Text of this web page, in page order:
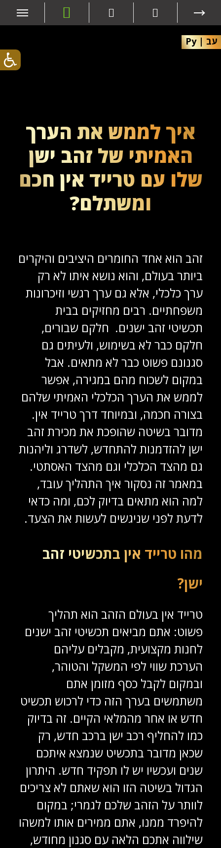
עב|
Ру
איך לממש את הערך
האמיתי של זהב ישן
שלו עם טרייד אין חכם
ומשתלם?
זהב הוא אחד החומרים היציבים והיקרים
ביותר בעולם, והוא נושא איתו לא רק
ערך כלכלי, אלא גם ערך רגשי וזיכרונות
משפחתיים. רבים מחזיקים בבית
תכשיטי זהב ישנים. חלקם שבורים,
חלקם כבר לא בשימוש, ולעיתים גם
סגנונם פשוט כבר לא מתאים. אבל
במקום לשכוח מהם במגירה, אפשר
לממש את הערך הכלכלי האמיתי שלהם
בצורה חכמה, ובמיוחד דרך טרייד אין.
מדובר בשיטה שהופכת את מכירת זהב
ישן להזדמנות להתחדש, לשדרג וליהנות
גם מהצד הכלכלי וגם מהצד האסתטי.
במאמר זה נסקור איך התהליך עובד,
למה הוא מתאים בדיוק לכם, ומה כדאי
לדעת לפני שניגשים לעשות את הצעד.
מהו טרייד אין בתכשיטי זהב
ישן?
טרייד אין בעולם הזהב הוא תהליך
פשוט: אתם מביאים תכשיטי זהב ישנים
לחנות מקצועית, מקבלים עליהם
הערכת שווי לפי המשקל והטוהר,
ובמקום לקבל כסף מזומן אתם
משתמשים בערך הזה כדי לרכוש תכשיט
חדש או אחר מהמלאי הקיים. זה בדיוק
כמו להחליף רכב ישן ברכב חדש, רק
שכאן מדובר בתכשיט שנמצא איתכם
שנים ועכשיו יש לו תפקיד חדש. היתרון
הגדול בשיטה הזו הוא שאתם לא צריכים
לוותר על הזהב שלכם לגמרי; במקום
להיפרד ממנו, אתם ממירים אותו למשהו
שילווה אתכם הלאה עם סגנון מחודש,